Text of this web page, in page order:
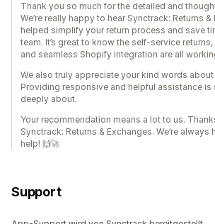
Thank you so much for the detailed and
We’re really happy to hear Synctrack: Returns
helped simplify your return process and save
team. It’s great to know the self-service
and seamless Shopify integration are all
We also truly appreciate your kind words
Providing responsive and helpful assistance is
deeply about.
Your recommendation means a lot to us.
Synctrack: Returns & Exchanges. We’re always
help! 🙌🚀
Support